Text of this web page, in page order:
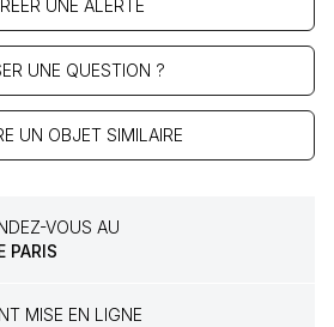
UNE ALERTE
UNE QUESTION ?
UN OBJET SIMILAIRE
VOUS AU
PARIS
MISE EN LIGNE